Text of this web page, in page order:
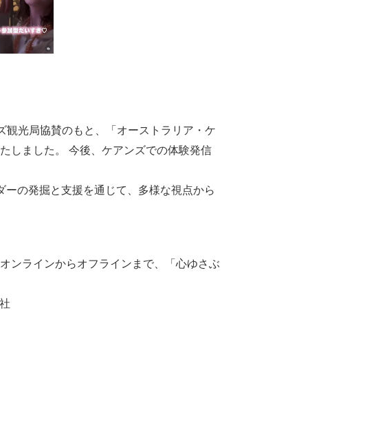
光局協賛のもと、「オーストラリア・ケ
しました。 今後、ケアンズでの体験発信
の発掘と支援を通じて、多様な視点から
ンラインからオフラインまで、「心ゆさぶ